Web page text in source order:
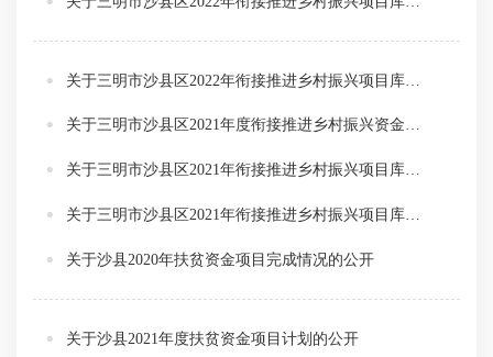
关于三明市沙县区2021年度衔接推进乡村振兴资金项目计划追加的公开
关于三明市沙县区2021年衔接推进乡村振兴项目库新增项目的公告（二）
关于三明市沙县区2021年衔接推进乡村振兴项目库新增项目的公示（二）
关于沙县2020年扶贫资金项目完成情况的公开
关于沙县2021年度扶贫资金项目计划的公开